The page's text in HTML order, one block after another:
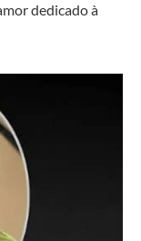
dedicado à